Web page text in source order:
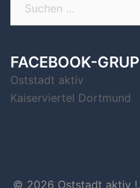
FACEBOOK-
Oststadt aktiv
Kaiserviertel Dortmund
© 2026 Oststadt aktiv